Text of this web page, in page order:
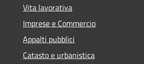
Vita lavorativa
Imprese e Commercio
Appalti pubblici
Catasto e urbanistica